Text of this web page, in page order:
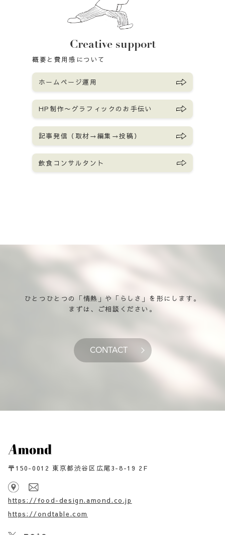
概要と費用感について
ホームページ運用
HP制作〜グラフィックのお手伝い
記事発信（取材→編集→投稿）
飲食コンサルタント
Creative support
ひとつひとつの「情熱」や「らしさ」を形にします。
まずは、ご相談ください。
CONTACT
〒150-0012 東京都渋谷区広尾3-8-19 2F
https://food-design.amond.co.jp
https://ondtable.com